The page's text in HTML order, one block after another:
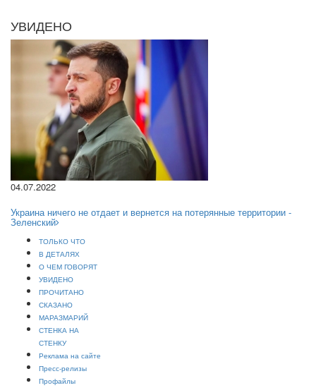
УВИДЕНО
04.07.2022
Украина ничего не отдает и вернется на потерянные территории -
Зеленский
ТОЛЬКО ЧТО
В ДЕТАЛЯХ
О ЧЕМ ГОВОРЯТ
УВИДЕНО
ПРОЧИТАНО
СКАЗАНО
МАРАЗМАРИЙ
СТЕНКА НА
СТЕНКУ
Реклама на сайте
Пресс-релизы
Профайлы